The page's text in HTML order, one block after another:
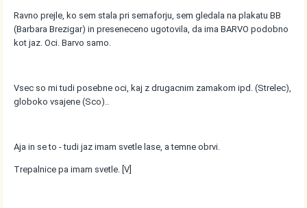
Ravno prejle, ko sem stala pri semaforju, sem gledala na plakatu BB
(Barbara Brezigar) in preseneceno ugotovila, da ima BARVO podobno
kot jaz. Oci. Barvo samo.
Vsec so mi tudi posebne oci, kaj z drugacnim zamakom ipd. (Strelec),
globoko vsajene (Sco)..
Aja in se to - tudi jaz imam svetle lase, a temne obrvi.
Trepalnice pa imam svetle. [V]